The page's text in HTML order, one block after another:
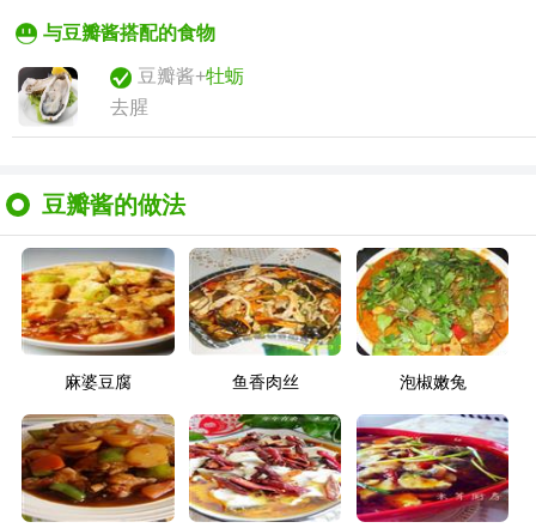
与豆瓣酱搭配的食物
豆瓣酱+牡蛎
去腥
豆瓣酱的做法
麻婆豆腐 鱼香肉丝 泡椒嫩兔